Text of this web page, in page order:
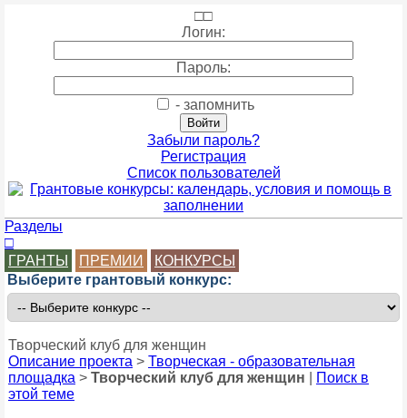
□□
Логин:
Пароль:
- запомнить
Забыли пароль?
Регистрация
Список пользователей
Разделы
□
ГРАНТЫ
ПРЕМИИ
КОНКУРСЫ
Выберите грантовый конкурс:
Творческий клуб для женщин
Описание проекта > Творческая - образовательная
площадка > Творческий клуб для женщин
Поиск в
этой теме